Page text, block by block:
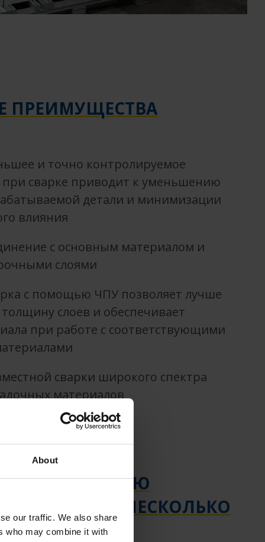
About
our traffic. We also share
who may combine it with
ПРЕИМУЩЕСТВА
и точно контролируемое
сварке приводит к уменьшению
детали и минимизации
влияния
с основным материалом и
слоями
с помощью ЧПУ позволяет лучше
слоев и обеспечивает
при работе с соответствующими
сварки широкого спектра
материалов
ЛАЗЕРНУЮ
ПОЛУЧАЕТЕ НЕСКОЛЬКО